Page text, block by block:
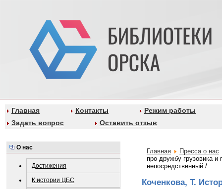
Главная Контакты
Режим работы
Задать вопрос
Оставить отзыв
О нас
Достижения
К истории ЦБС
Главная
Пресса о нас
про дружбу грузовика и
непосредственный /
Коченкова, Т.